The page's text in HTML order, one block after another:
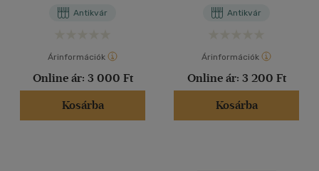
Antikvár
Árinformációk
Online ár: 3 000 Ft
Kosárba
Antikvár
Árinformációk
Online ár: 3 200 Ft
Kosárba